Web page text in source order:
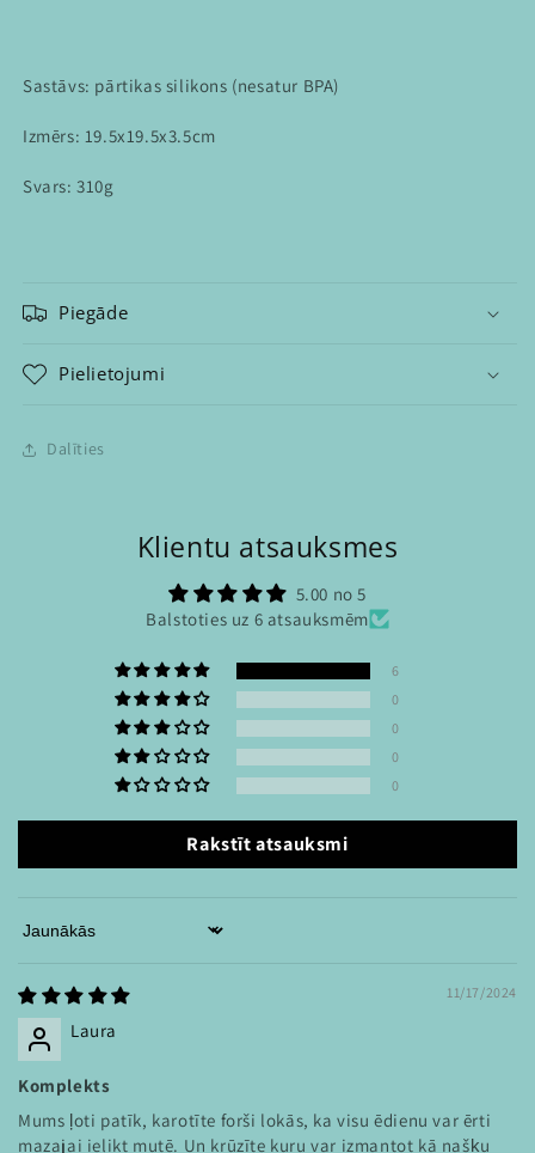
Sastāvs: pārtikas silikons (nesatur BPA)
Izmērs: 19.5x19.5x3.5cm
Svars: 310g
Piegāde
Pielietojumi
Dalīties
Klientu atsauksmes
5.00 no 5
Balstoties uz 6 atsauksmēm
6
0
0
0
0
Rakstīt atsauksmi
Sort by
11/17/2024
Laura
Komplekts
Mums ļoti patīk, karotīte forši lokās, ka visu ēdienu var ērti
mazajai ielikt mutē. Un krūzīte kuru var izmantot kā našķu